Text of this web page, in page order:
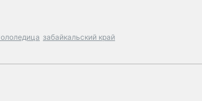
забайкальский край